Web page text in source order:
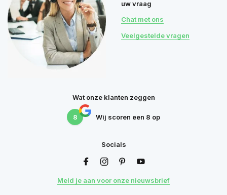
uw vraag
Chat met ons
Veelgestelde vragen
Wat onze klanten zeggen
8 Wij scoren een 8 op
Socials
Meld je aan voor onze nieuwsbrief